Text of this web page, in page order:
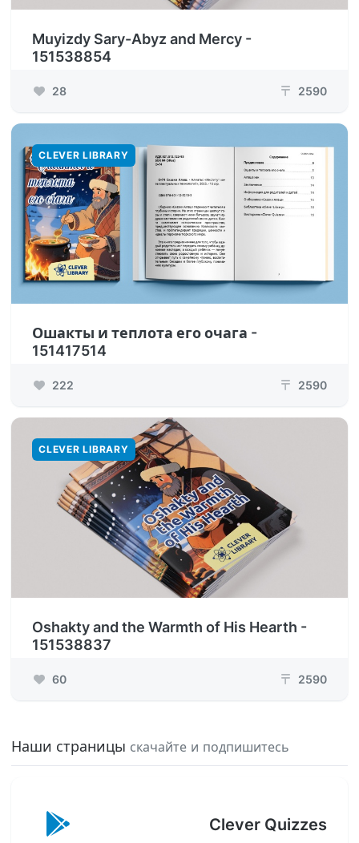
Muyizdy Sary-Abyz and Mercy -
151538854
28 ₸ 2590
CLEVER LIBRARY
Ошакты и теплота его очага -
151417514
222 ₸ 2590
CLEVER LIBRARY
Oshakty and the Warmth of His Hearth -
151538837
60 ₸ 2590
Наши страницы скачайте и подпишитесь
Clever Quizzes